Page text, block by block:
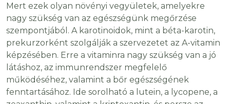
Mert ezek olyan növényi vegyületek, amelyekre
nagy szükség van az egészségünk megőrzése
szempontjából. A karotinoidok, mint a béta-karotin,
prekurzorként szolgálják a szervezetet az A-vitamin
képzésében. Erre a vitaminra nagy szükség van a jó
látáshoz, az immunrendszer megfelelő
működéséhez, valamint a bőr egészségének
fenntartásához. Ide sorolható a lutein, a lycopene, a